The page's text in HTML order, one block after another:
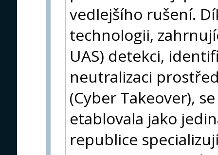
vedlejšího rušení.
technologii,
UAS) detekci,
neutralizaci
(Cyber Takeover),
etablovala jako
republice